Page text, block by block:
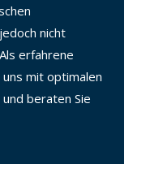
nicht
erfahrene
mit optimalen
beraten Sie